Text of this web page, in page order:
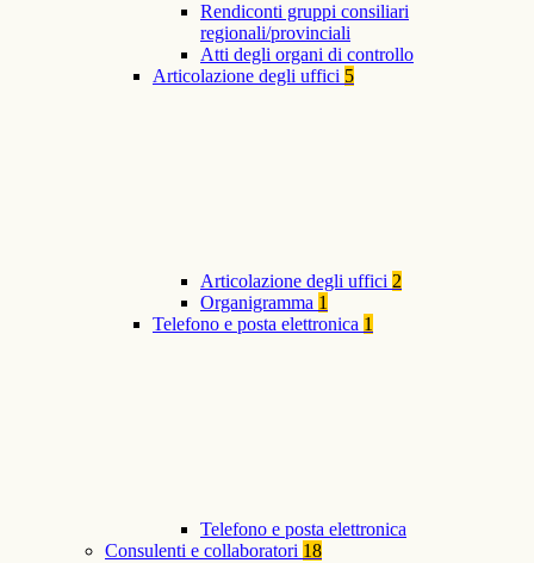
Rendiconti gruppi consiliari
regionali/provinciali
Atti degli organi di controllo
Articolazione degli uffici 5
Articolazione degli uffici 2
Organigramma 1
Telefono e posta elettronica 1
Telefono e posta elettronica
Consulenti e collaboratori 18